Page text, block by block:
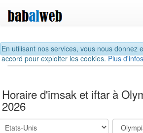
En utilisant nos services, vous nous donnez
accord pour exploiter les cookies.Plus
Horaire d'imsak et iftar à
2026